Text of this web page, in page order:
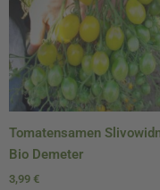
Tomatensamen
Bio Demeter
3,99 €